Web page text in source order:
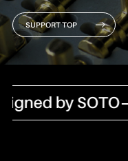
SUPPORT TOP
by SOTO